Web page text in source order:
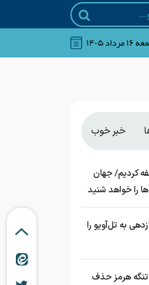
۱۴۰۵
خبر خوب
کردیم/ جهان
را خواهد شنید
به تل‌آویو را
هرمز حذف